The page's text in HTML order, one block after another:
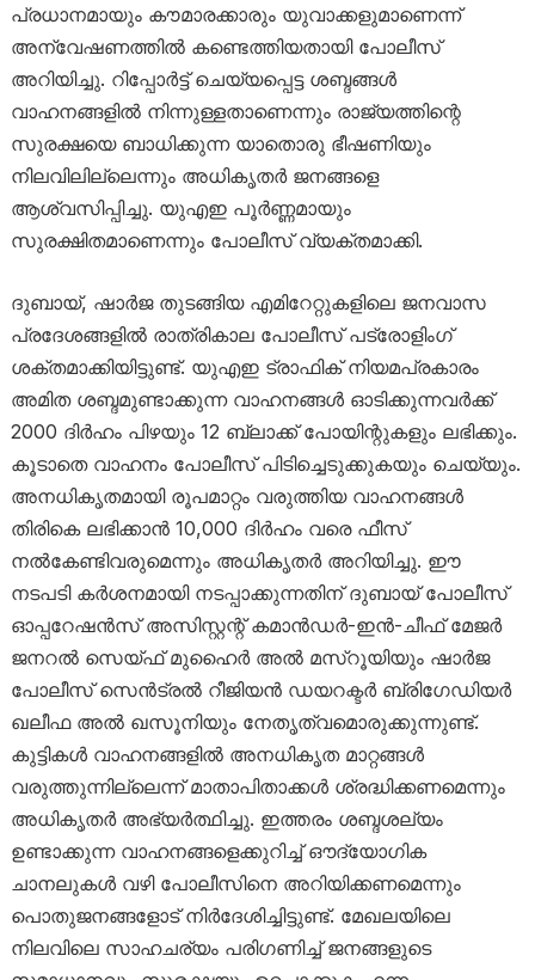
പ്രധാനമായും കൗമാരക്കാരും യുവാക്കളുമാണെന്ന്
അന്വേഷണത്തിൽ കണ്ടെത്തിയതായി പോലീസ്
അറിയിച്ചു. റിപ്പോർട്ട് ചെയ്യപ്പെട്ട ശബ്ദങ്ങൾ
വാഹനങ്ങളിൽ നിന്നുള്ളതാണെന്നും രാജ്യത്തിന്റെ
സുരക്ഷയെ ബാധിക്കുന്ന യാതൊരു ഭീഷണിയും
നിലവിലില്ലെന്നും അധികൃതർ ജനങ്ങളെ
ആശ്വസിപ്പിച്ചു. യുഎഇ പൂർണ്ണമായും
സുരക്ഷിതമാണെന്നും പോലീസ് വ്യക്തമാക്കി.
ദുബായ്, ഷാർജ തുടങ്ങിയ എമിറേറ്റുകളിലെ ജനവാസ
പ്രദേശങ്ങളിൽ രാത്രികാല പോലീസ് പട്രോളിംഗ്
ശക്തമാക്കിയിട്ടുണ്ട്. യുഎഇ ട്രാഫിക് നിയമപ്രകാരം
അമിത ശബ്ദമുണ്ടാക്കുന്ന വാഹനങ്ങൾ ഓടിക്കുന്നവർക്ക്
2000 ദിർഹം പിഴയും 12 ബ്ലാക്ക് പോയിന്റുകളും ലഭിക്കും.
കൂടാതെ വാഹനം പോലീസ് പിടിച്ചെടുക്കുകയും ചെയ്യും.
അനധികൃതമായി രൂപമാറ്റം വരുത്തിയ വാഹനങ്ങൾ
തിരികെ ലഭിക്കാൻ 10,000 ദിർഹം വരെ ഫീസ്
നൽകേണ്ടിവരുമെന്നും അധികൃതർ അറിയിച്ചു. ഈ
നടപടി കർശനമായി നടപ്പാക്കുന്നതിന് ദുബായ് പോലീസ്
ഓപ്പറേഷൻസ് അസിസ്റ്റന്റ് കമാൻഡർ-ഇൻ-ചീഫ് മേജർ
ജനറൽ സെയ്ഫ് മുഹൈർ അൽ മസ്‌റൂയിയും ഷാർജ
പോലീസ് സെൻട്രൽ റീജിയൻ ഡയറക്ടർ ബ്രിഗേഡിയർ
ഖലീഫ അൽ ഖസൂനിയും നേതൃത്വമൊരുക്കുന്നുണ്ട്.
കുട്ടികൾ വാഹനങ്ങളിൽ അനധികൃത മാറ്റങ്ങൾ
വരുത്തുന്നില്ലെന്ന് മാതാപിതാക്കൾ ശ്രദ്ധിക്കണമെന്നും
അധികൃതർ അഭ്യർത്ഥിച്ചു. ഇത്തരം ശബ്ദശല്യം
ഉണ്ടാക്കുന്ന വാഹനങ്ങളെക്കുറിച്ച് ഔദ്യോഗിക
ചാനലുകൾ വഴി പോലീസിനെ അറിയിക്കണമെന്നും
പൊതുജനങ്ങളോട് നിർദേശിച്ചിട്ടുണ്ട്. മേഖലയിലെ
നിലവിലെ സാഹചര്യം പരിഗണിച്ച് ജനങ്ങളുടെ